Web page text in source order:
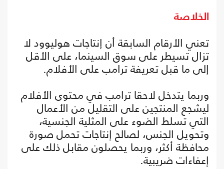
الخلاصة
تعني الأرقام السابقة أن إنتاجات هوليوود لا
تزال تسيطر على سوق السينما، على الأقل
إلى ما قبل تعريفة ترامب على الأفلام.
وربما يتدخل لاحقا ترامب في محتوى الأفلام
ليشجع المنتجين على التقليل من الأعمال
التي تسلط الضوء على المثلية الجنسية،
وتحويل الجنس، لصالح إنتاجات تحمل صورة
محافظة أكثر، وربما يحصلون مقابل ذلك على
إعفاءات ضريبية.